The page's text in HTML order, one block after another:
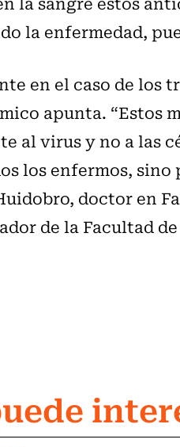
la enfermedad,
en el caso de los
apunta. “Estos
al virus y no a las
los enfermos, sino
doctor en
de la Facultad